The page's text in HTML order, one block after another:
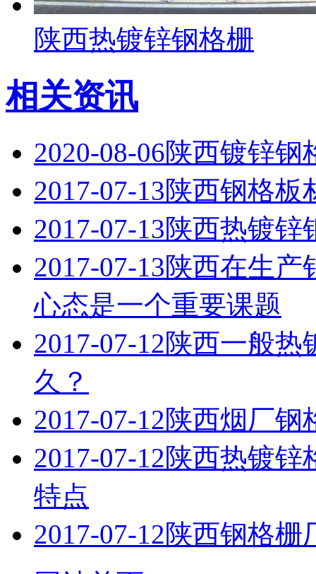
陕西热镀锌钢格栅
相关资讯
2020-08-06陕西镀锌钢
2017-07-13陕西钢格板
2017-07-13陕西热镀锌
2017-07-13陕西在生产
心态是一个重要课题
2017-07-12陕西一般热
久？
2017-07-12陕西烟厂钢
2017-07-12陕西热镀锌
特点
2017-07-12陕西钢格栅